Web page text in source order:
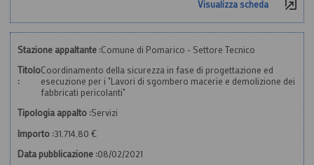
Visualizza scheda
Stazione appaltante :Comune di Pomarico - Settore Tecnico
Titolo
:
Coordinamento della sicurezza in fase di progettazione ed
esecuzione per i "Lavori di sgombero macerie e demolizione dei
fabbricati pericolanti"
Tipologia appalto :Servizi
Importo :31.714,80 €
Data pubblicazione :08/02/2021